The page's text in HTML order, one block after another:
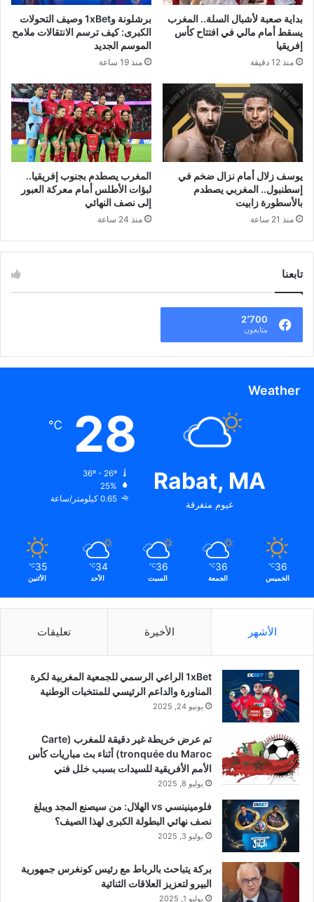
بداية صعبة لأشبال السلة.. المغرب
يسقط أمام مالي في افتتاح كأس
إفريقيا
منذ 12 دقيقة
برشلونة و1xBet وصيف التحولات
الكبرى: كيف ترسم الانتقالات ملامح
الموسم الجديد
منذ 19 ساعة
يوسف زلال أمام نزال ضخم في
إسطنبول.. المغربي يصطدم
بالأسطورة زابيت
منذ 21 ساعة
المغرب يصطدم بجنوب إفريقيا..
لبؤات الأطلس أمام معركة العبور
إلى نصف النهائي
منذ 24 ساعة
تابعنا
2٬700
متابعون
Weather
Rabat, MA
غيوم متفرقة
28
℃
25%
0.65 كيلومتر/ساعة
36
℃
الخميس
36
℃
الجمعة
36
℃
السبت
34
℃
الأحد
35
℃
الأثنين
الأشهر الأخيرة تعليقات
1xBet الراعي الرسمي للجمعية المغربية لكرة
المناورة والداعم الرئيسي للمنتخبات الوطنية
يونيو 24, 2025
تم عرض خريطة غير دقيقة للمغرب (Carte
tronquée du Maroc) أثناء بث مباريات كأس
الأمم الأفريقية للسيدات بسبب خلل فني
يوليو 8, 2025
فلومينينسي vs الهلال: من سيصنع المجد ويبلغ
نصف نهائي البطولة الكبرى لهذا الصيف؟
يوليو 3, 2025
بركة يتباحث بالرباط مع رئيس كونغرس جمهورية
البيرو لتعزيز العلاقات الثنائية
يوليو 1, 2025